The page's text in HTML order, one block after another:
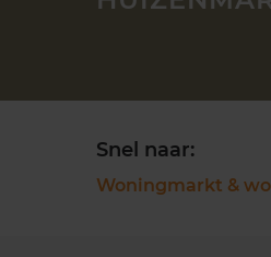
Snel naar:
Woningmarkt &